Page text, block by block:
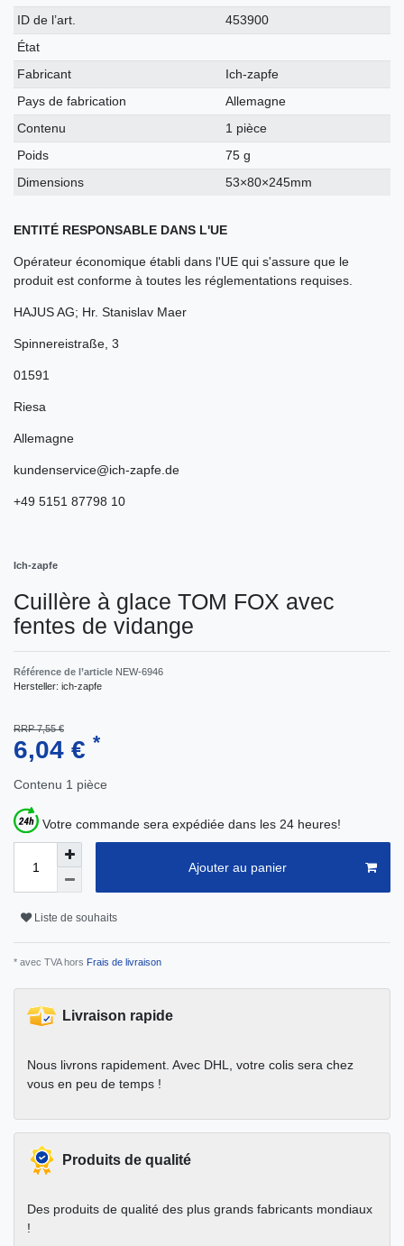
Caractéristique
technique
Valeur
ID de l’art.
453900
État
Fabricant
Ich-zapfe
Pays de fabrication
Allemagne
Contenu
1 pièce
Poids
75 g
Dimensions
53×80×245mm
ENTITÉ RESPONSABLE DANS L'UE
Opérateur économique établi dans l'UE qui s'assure que le
produit est conforme à toutes les réglementations requises.
HAJUS AG; Hr. Stanislav Maer
Spinnereistraße 3
01591
Riesa
Allemagne
kundenservice@ich-zapfe.de
+49 5151 87798 10
Ich-zapfe
Cuillère à glace TOM FOX avec
fentes de vidange
Référence de l’article NEW-6946
Hersteller: ich-zapfe
RRP 7,55 €
6,04 € *
Contenu 1 pièce
Votre commande sera expédiée dans les 24 heures!
Ajouter au panier
Liste de souhaits
* avec TVA hors Frais de livraison
Livraison rapide
Nous livrons rapidement. Avec DHL, votre colis sera chez
vous en peu de temps !
Produits de qualité
Des produits de qualité des plus grands fabricants mondiaux
!